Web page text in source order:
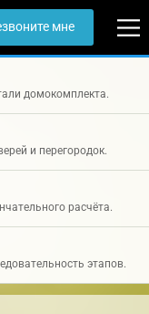
мне
домокомплекта.
и перегородок.
расчёта.
этапов.